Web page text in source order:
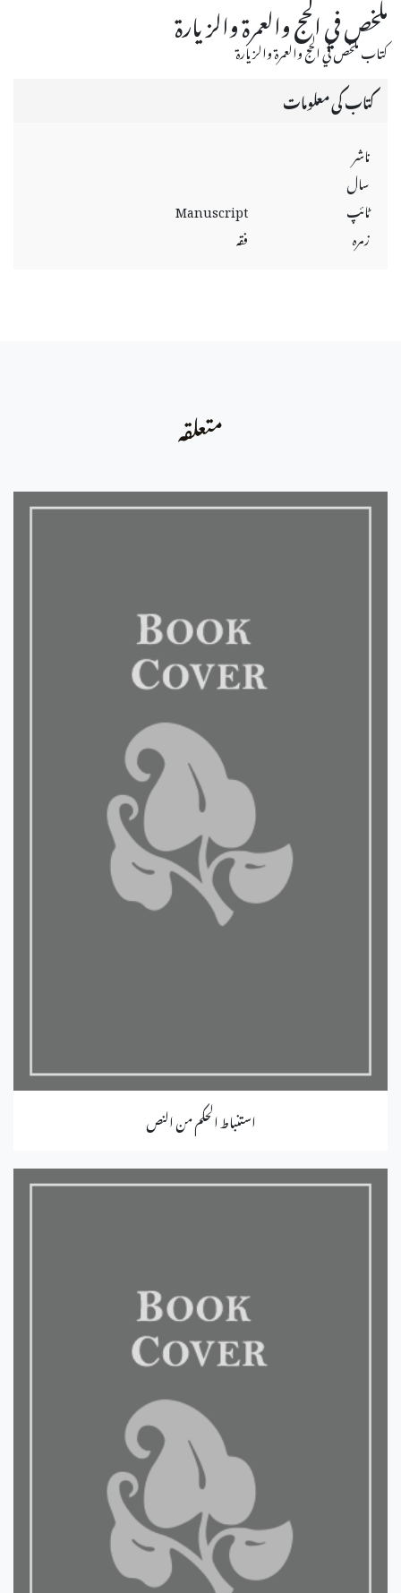
ملخص في الحج والعمرة والزيارة
كتاب ملخص في الحج والعمرة والزيارة
کتاب کی معلومات
ناشر
سال
ٹائپ
Manuscript
زمرہ
فقہ
متعلقہ
استنباط الحكم من النص